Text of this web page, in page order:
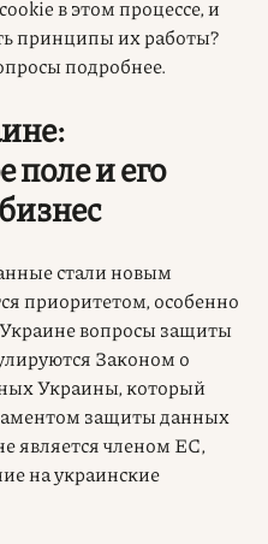
в этом процессе, и
принципы их работы?
подробнее.
поле и его
стали новым
приоритетом, особенно
вопросы защиты
Законом о
Украины, который
защиты данных
является членом ЕС,
на украинские